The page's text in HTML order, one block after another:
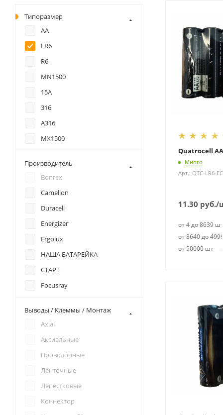
Quatrocell AA
Много
Арт.: QTC-LR6-
11.30 руб./
от 4 до 8639 шт
от 8640 до
от 50000 шт
Типоразмер
AA
LR6
R6
MN1500
15A
316
A316
MX1500
Mignon
AA 3.6v
CR14500
CR14505
CR AA
Производитель
Bonrex
Camelion
Duracell
Energizer
Ergolux
НАША БАТАРЕЙКА
СТАРТ
Focusray
KODAK
Выводы / Клеммы / Монтаж
Axial
Аксиальные
Проволочные
Ленточные
Лепестковые
Коннектор